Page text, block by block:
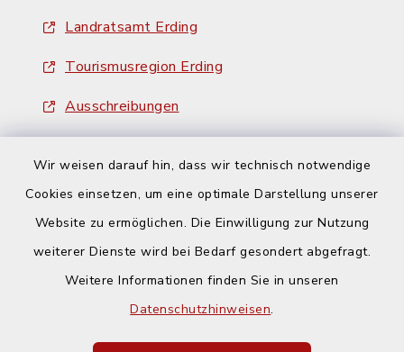
Wir weisen darauf hin, dass wir technisch notwendige
Cookies einsetzen, um eine optimale Darstellung unserer
Website zu ermöglichen. Die Einwilligung zur Nutzung
weiterer Dienste wird bei Bedarf gesondert abgefragt.
Weitere Informationen finden Sie in unseren
Datenschutzhinweisen.
Landratsamt Erding
Tourismusregion Erding
Ausschreibungen
Barrierefreiheit